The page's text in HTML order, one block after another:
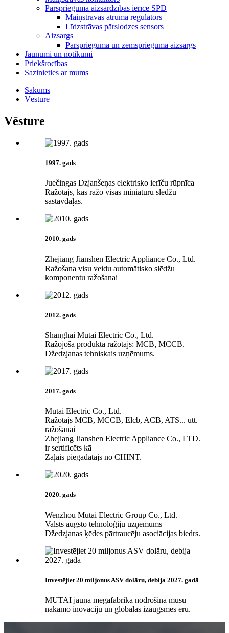
Pārsprieguma aizsardzības ierīce SPD
Maiņstrāvas ātruma regulators
Līdzstrāvas pārslodzes sensors
Aizsargs
Pārsprieguma un zemsprieguma aizsargs
Jaunumi un notikumi
Priekšrocības
Sazinieties ar mums
Sākums
Vēsture
Vēsture
1997. gads
Juečingas Dzjanšeņas elektrisko ierīču rūpnīca
Ražotājs, kas ražo visas miniatūru slēdžu
sastāvdaļas.
2010. gads
Zhejiang Jianshen Electric Appliance Co., Ltd.
Ražošana visu veidu automātisko slēdžu
komponentu ražošanai
2012. gads
Shanghai Mutai Electric Co., Ltd.
Ražojošā produkta ražotājs: MCB, MCCB.
Džedzjanas tehniskais uzņēmums.
2017. gads
Mutai Electric Co., Ltd.
Ražotājs MCB, MCCB, Elcb, ACB, ATS... utt.
ražošanai
Zhejiang Jianshen Electric Appliance Co., LTD.
ir sertificēts kā
Zaļais piegādātājs no CHINT.
2020. gads
Wenzhou Mutai Electric Group Co., Ltd.
Valsts augsto tehnoloģiju uzņēmums
Džedzjanas ķēdes pārtraucēju asociācijas biedrs.
Investējiet 20 miljonus ASV dolāru, debija 2027. gadā
MUTAI jaunā megafabrika nodrošina mūsu
nākamo inovāciju un globālās izaugsmes ēru.